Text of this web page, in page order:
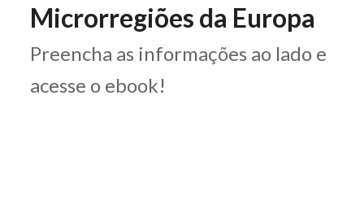
Microrregiões da Europa
Preencha as informações ao lado e
acesse o ebook!